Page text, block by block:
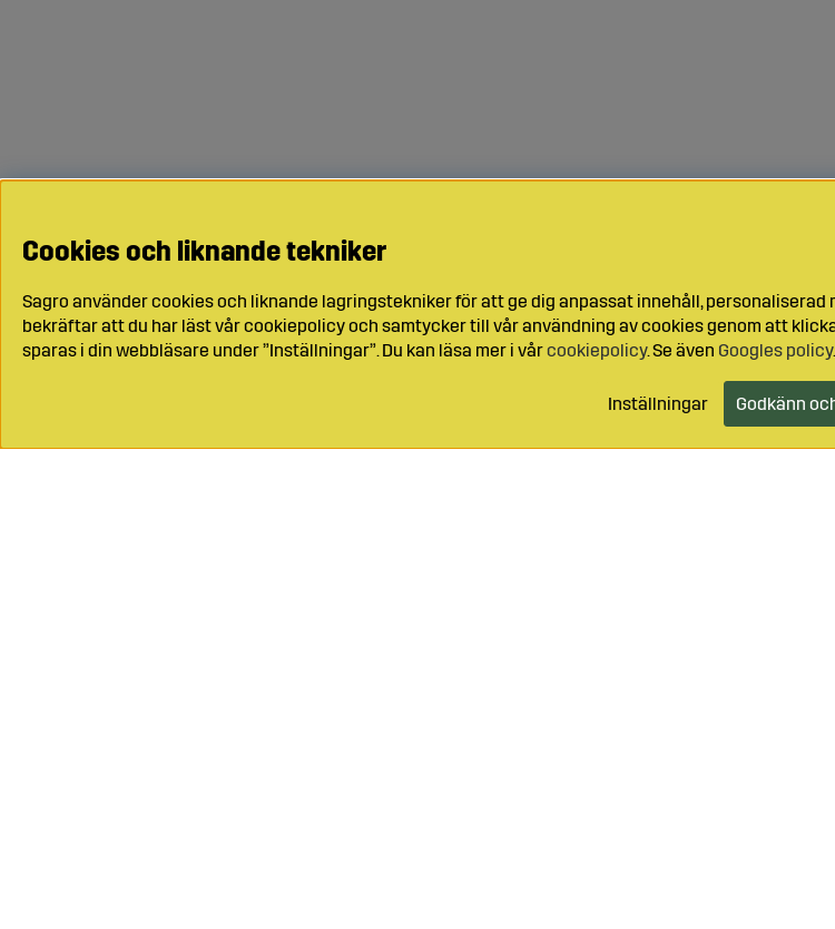
Cookies och liknande tekniker
Sagro använder cookies och liknande lagringstekniker för att ge dig anpassat innehåll,
bekräftar att du har läst vår cookiepolicy och samtycker till vår användning av cookies genom att
sparas i din webbläsare under ”Inställningar”. Du kan läsa mer i vårcookiepolicy. Se även Googles policy.
Inställningar Godkänn